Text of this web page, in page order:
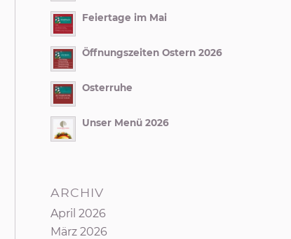
Feiertage im Mai
Öffnungszeiten Ostern 2026
Osterruhe
Unser Menü 2026
ARCHIV
April 2026
März 2026